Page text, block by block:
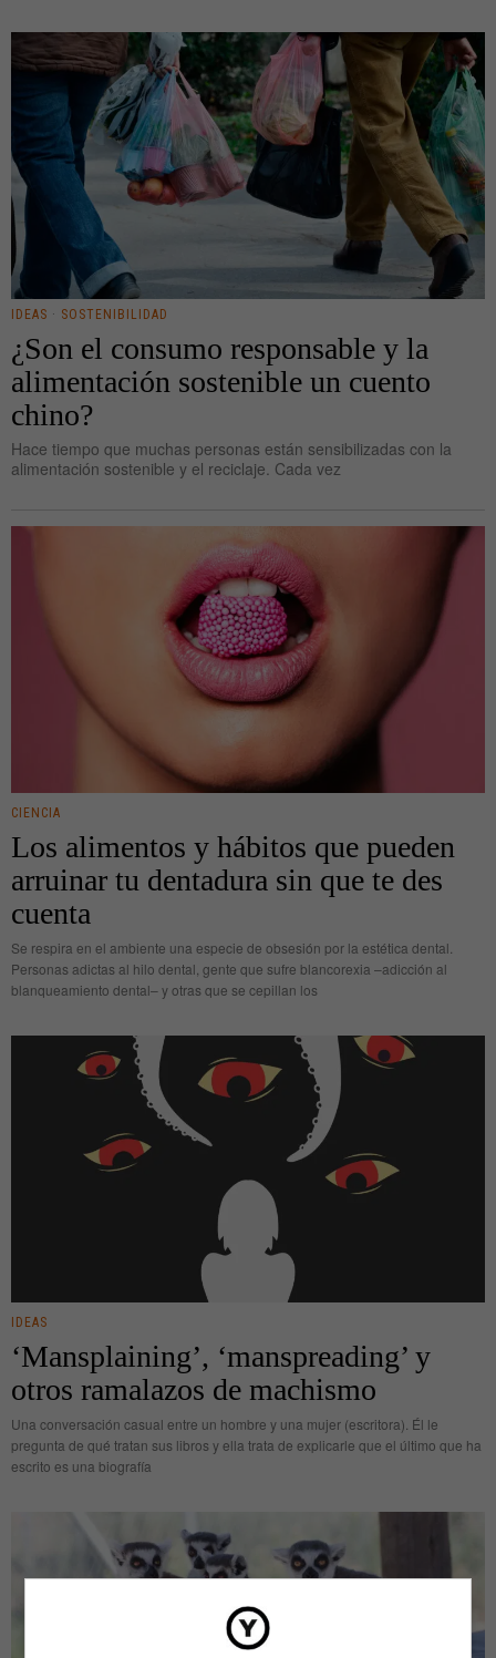
IDEAS · SOSTENIBILIDAD
¿Son el consumo responsable y la
alimentación sostenible un cuento
chino?
Hace tiempo que muchas personas están sensibilizadas con la
alimentación sostenible y el reciclaje. Cada vez
CIENCIA
Los alimentos y hábitos que pueden
arruinar tu dentadura sin que te des
cuenta
Se respira en el ambiente una especie de obsesión por la estética dental.
Personas adictas al hilo dental, gente que sufre blancorexia –adicción al
blanqueamiento dental– y otras que se cepillan los
IDEAS
‘Mansplaining’, ‘manspreading’ y
otros ramalazos de machismo
Una conversación casual entre un hombre y una mujer (escritora). Él le
pregunta de qué tratan sus libros y ella trata de explicarle que el último que ha
escrito es una biografía